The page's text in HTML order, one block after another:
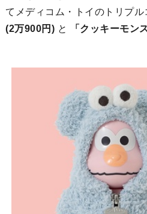
てメディコム・トイのトリプ
(2万900円) と 「クッキーモン